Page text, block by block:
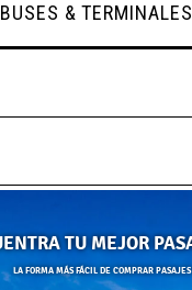
BUSES & TERMINALES